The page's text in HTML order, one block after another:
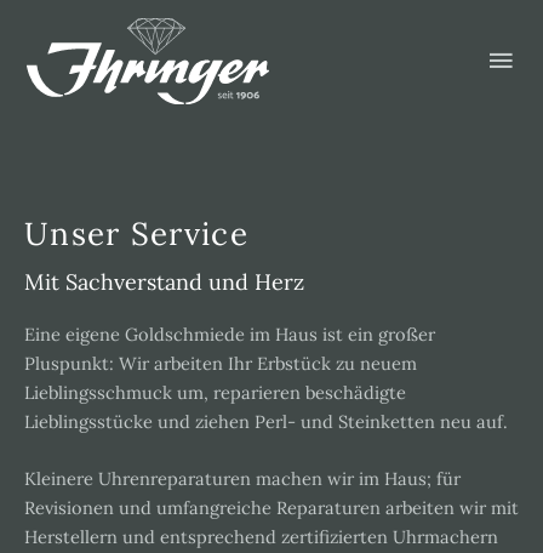
springen
Unser Service
Mit Sachverstand und Herz
Eine eigene Goldschmiede im Haus ist ein großer
Pluspunkt: Wir arbeiten Ihr Erbstück zu neuem
Lieblingsschmuck um, reparieren beschädigte
Lieblingsstücke und ziehen Perl- und Steinketten neu auf.
Kleinere Uhrenreparaturen machen wir im Haus; für
Revisionen und umfangreiche Reparaturen arbeiten wir mit
Herstellern und entsprechend zertifizierten Uhrmachern